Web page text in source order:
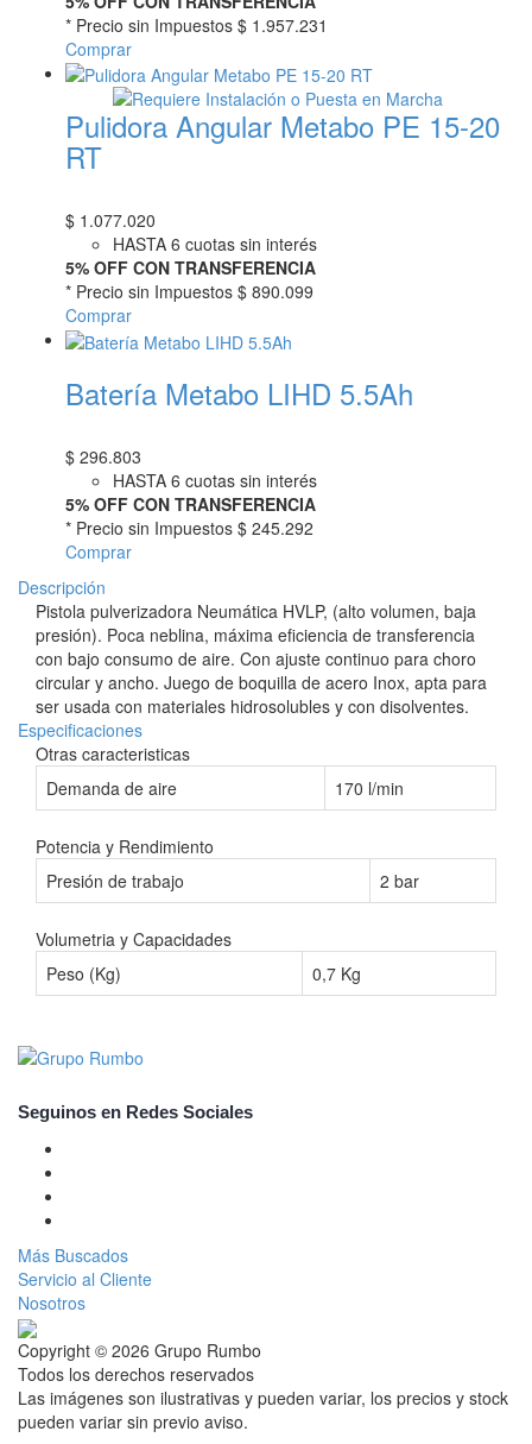
* Precio sin Impuestos $ 1.957.231
Comprar
Pulidora Angular Metabo PE 15-20
RT
$ 1.077.020
HASTA 6 cuotas sin interés
5% OFF CON TRANSFERENCIA
* Precio sin Impuestos $ 890.099
Comprar
Batería Metabo LIHD 5.5Ah
$ 296.803
HASTA 6 cuotas sin interés
5% OFF CON TRANSFERENCIA
* Precio sin Impuestos $ 245.292
Comprar
Descripción
Pistola pulverizadora Neumática HVLP, (alto volumen, baja
presión). Poca neblina, máxima eficiencia de transferencia
con bajo consumo de aire. Con ajuste continuo para choro
circular y ancho. Juego de boquilla de acero Inox, apta para
ser usada con materiales hidrosolubles y con disolventes.
Especificaciones
Otras caracteristicas
Demanda de aire
170 l/min
Potencia y Rendimiento
Presión de trabajo
2 bar
Volumetria y Capacidades
Peso (Kg)
0,7 Kg
Seguinos en Redes Sociales
Más Buscados
Servicio al Cliente
Nosotros
Copyright © 2026 Grupo Rumbo
Todos los derechos reservados
Las imágenes son ilustrativas y pueden variar, los precios y stock
pueden variar sin previo aviso.